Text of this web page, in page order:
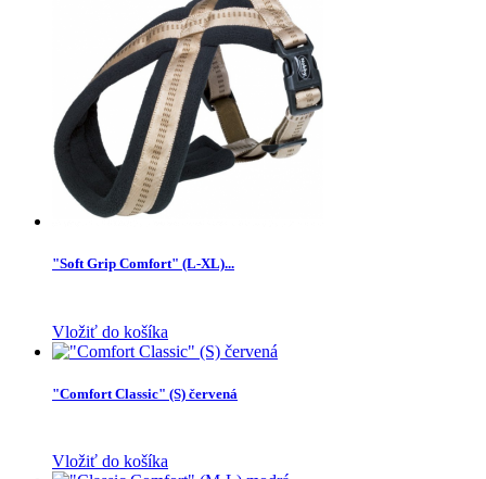
"Soft Grip Comfort" (L-XL)...
Vložiť do košíka
"Comfort Classic" (S) červená
Vložiť do košíka